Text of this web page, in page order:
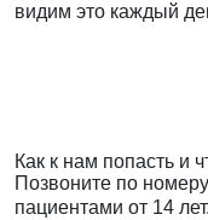
видим это каждый
Как к нам попасть и
Позвоните по номеру
пациентами от 14